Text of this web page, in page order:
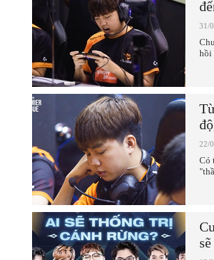
31/
hồi
22/
Có